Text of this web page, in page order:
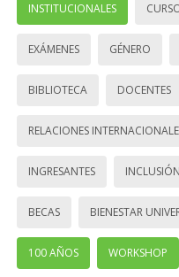
INSTITUCIONALES
EXÁMENES GÉNERO
BIBLIOTECA DOCENTES
RELACIONES
INGRESANTES INCLUSIÓN
BECAS BIENESTAR
100 AÑOS WORKSHOP